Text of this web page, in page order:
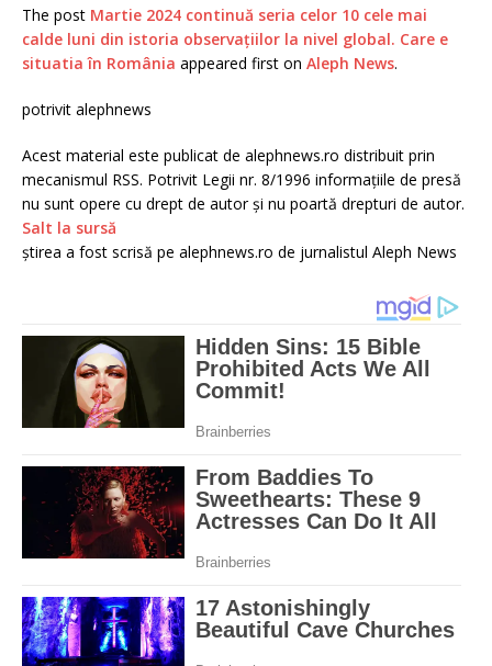
The post Martie 2024 continuă seria celor 10 cele mai
calde luni din istoria observațiilor la nivel global. Care e
situatia în România appeared first on Aleph News.
potrivit alephnews
Acest material este publicat de alephnews.ro distribuit prin
mecanismul RSS. Potrivit Legii nr. 8/1996 informațiile de presă
nu sunt opere cu drept de autor și nu poartă drepturi de autor.
Salt la sursă
știrea a fost scrisă pe alephnews.ro de jurnalistul Aleph News